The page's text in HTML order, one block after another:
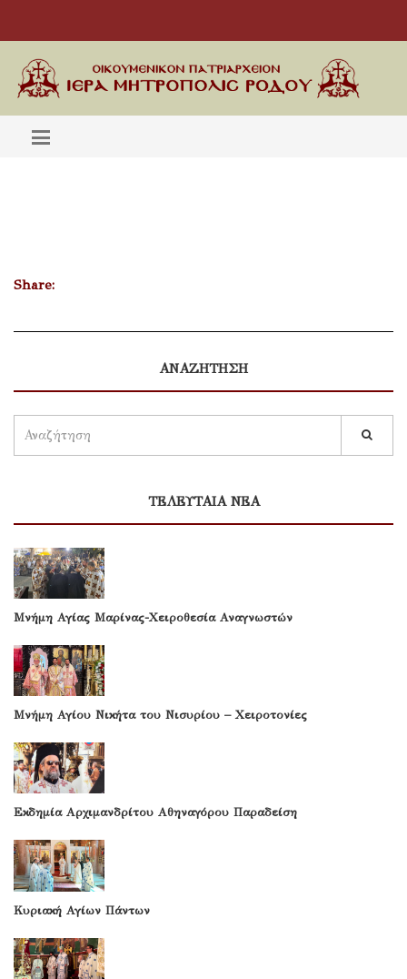
Share:
ΑΝΑΖΗΤΗΣΗ
ΤΕΛΕΥΤΑΙΑ ΝΕΑ
Μνήμη Αγίας Μαρίνας-Χειροθεσία Αναγνωστών
Μνήμη Αγίου Νικήτα του Νισυρίου – Χειροτονίες
Εκδημία Αρχιμανδρίτου Αθηναγόρου Παραδείση
Κυριακή Αγίων Πάντων